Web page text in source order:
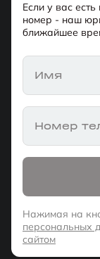
Если у вас
номер - наш
ближайшее
Имя
Номер
Нажимая на
персональных
сайтом